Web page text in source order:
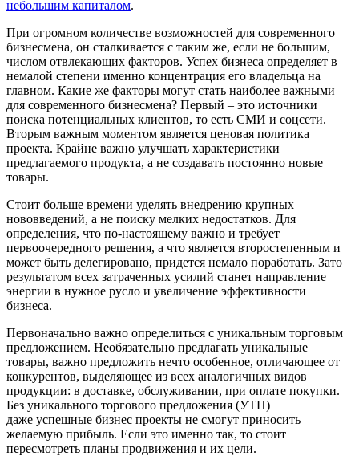
небольшим капиталом.
При огромном количестве возможностей для современного
бизнесмена, он сталкивается с таким же, если не большим,
числом отвлекающих факторов. Успех бизнеса определяет в
немалой степени именно концентрация его владельца на
главном. Какие же факторы могут стать наиболее важными
для современного бизнесмена? Первый – это источники
поиска потенциальных клиентов, то есть СМИ и соцсети.
Вторым важным моментом является ценовая политика
проекта. Крайне важно улучшать характеристики
предлагаемого продукта, а не создавать постоянно новые
товары.
Стоит больше времени уделять внедрению крупных
нововведений, а не поиску мелких недостатков. Для
определения, что по-настоящему важно и требует
первоочередного решения, а что является второстепенным и
может быть делегировано, придется немало поработать. Зато
результатом всех затраченных усилий станет направление
энергии в нужное русло и увеличение эффективности
бизнеса.
Первоначально важно определиться с уникальным торговым
предложением. Необязательно предлагать уникальные
товары, важно предложить нечто особенное, отличающее от
конкурентов, выделяющее из всех аналогичных видов
продукции: в доставке, обслуживании, при оплате покупки.
Без уникального торгового предложения (УТП)
даже успешные бизнес проекты не смогут приносить
желаемую прибыль. Если это именно так, то стоит
пересмотреть планы продвижения и их цели.